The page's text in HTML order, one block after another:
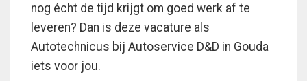
nog écht de tijd krijgt om goed werk af te
leveren? Dan is deze vacature als
Autotechnicus bij Autoservice D&D in Gouda
iets voor jou.